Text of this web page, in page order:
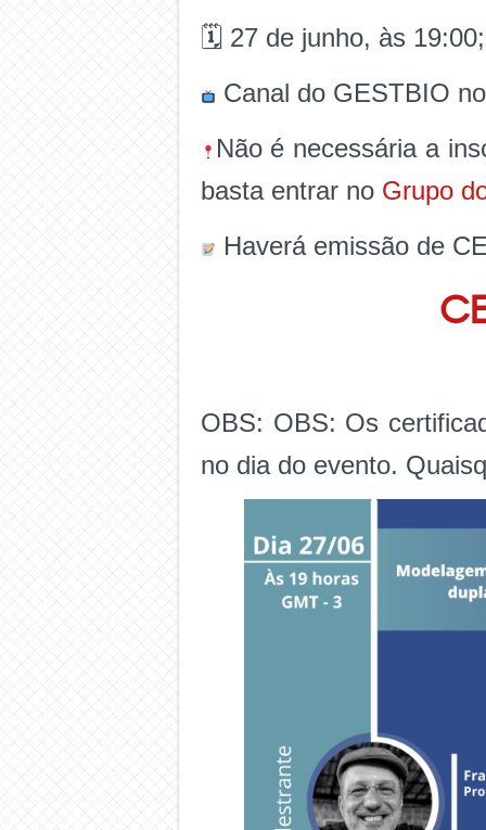
🗓 27 de junho, às 19:00;
Canal do GESTBIO
Não é necessária a
basta entrar no Grupo
Haverá emissão de
OBS: OBS: Os
no dia do evento.